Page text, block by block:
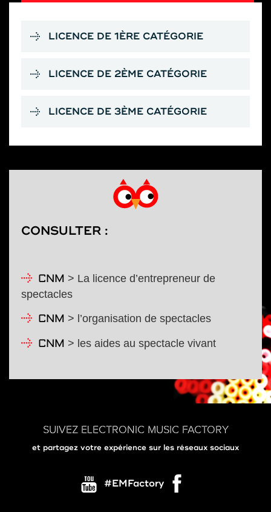
LICENCE DE 1ÈRE CATÉGORIE
LICENCE DE 2ÈME CATÉGORIE
LICENCE DE 3ÈME CATÉGORIE
CONSULTER :
CNM > La licence d’entrepreneur de
spectacles
CNM > l’organisation de spectacles
CNM > les aides au spectacle vivant
SUIVEZ ELECTRONIC MUSIC FACTORY
et partagez votre expérience sur les réseaux sociaux
#EMFactory